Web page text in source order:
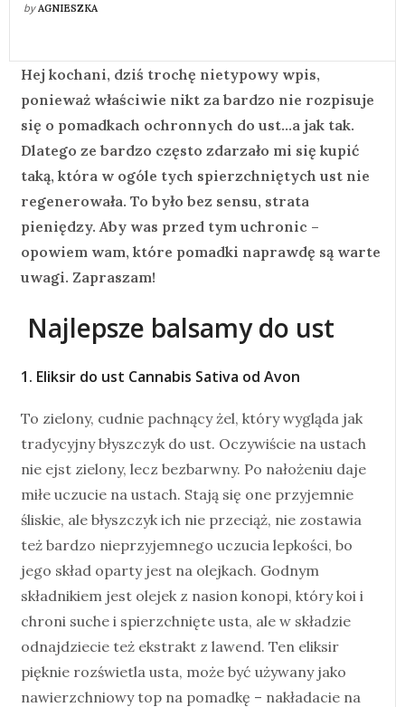
by AGNIESZKA
Hej kochani, dziś trochę nietypowy wpis,
ponieważ właściwie nikt za bardzo nie rozpisuje
się o pomadkach ochronnych do ust…a jak tak.
Dlatego ze bardzo często zdarzało mi się kupić
taką, która w ogóle tych spierzchniętych ust nie
regenerowała. To było bez sensu, strata
pieniędzy. Aby was przed tym uchronic –
opowiem wam, które pomadki naprawdę są warte
uwagi. Zapraszam!
Najlepsze balsamy do ust
1. Eliksir do ust Cannabis Sativa od Avon
To zielony, cudnie pachnący żel, który wygląda jak
tradycyjny błyszczyk do ust. Oczywiście na ustach
nie ejst zielony, lecz bezbarwny. Po nałożeniu daje
miłe uczucie na ustach. Stają się one przyjemnie
śliskie, ale błyszczyk ich nie przeciąż, nie zostawia
też bardzo nieprzyjemnego uczucia lepkości, bo
jego skład oparty jest na olejkach. Godnym
składnikiem jest olejek z nasion konopi, który koi i
chroni suche i spierzchnięte usta, ale w składzie
odnajdziecie też ekstrakt z lawend. Ten eliksir
pięknie rozświetla usta, może być używany jako
nawierzchniowy top na pomadkę – nakładacie na